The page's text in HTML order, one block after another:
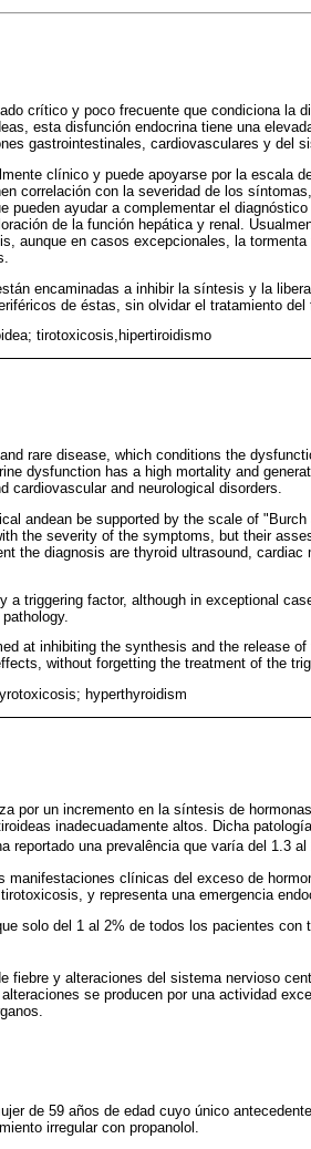
crítico y poco frecuente que condiciona la
esta disfunción endocrina tiene una
gastrointestinales, cardiovasculares y del
clínico y puede apoyarse por la escala
correlación con la severidad de los
pueden ayudar a complementar el
de la función hepática y renal.
aunque en casos excepcionales, la
encaminadas a inhibir la síntesis y la
de éstas, sin olvidar el tratamiento del
tirotoxicosis,hipertiroidismo
rare disease, which conditions the
dysfunction has a high mortality and
cardiovascular and neurological disorders.
andean be supported by the scale of
the severity of the symptoms, but their
the diagnosis are thyroid ultrasound,
a triggering factor, although in exceptional
at inhibiting the synthesis and the release
without forgetting the treatment of the
hyperthyroidism
por un incremento en la síntesis de
inadecuadamente altos. Dicha
reportado una prevalência que varía del 1.3
manifestaciones clínicas del exceso de
y representa una emergencia
solo del 1 al 2% de todos los pacientes
fiebre y alteraciones del sistema nervioso
se producen por una actividad
de 59 años de edad cuyo único
irregular con propanolol.